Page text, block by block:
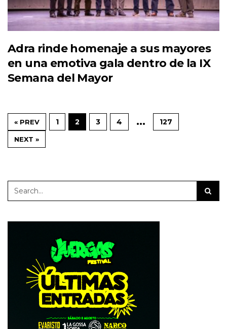
Adra rinde homenaje a sus mayores
en una emotiva gala dentro de la IX
Semana del Mayor
« PREV 1 2 3 4 … 127
NEXT »